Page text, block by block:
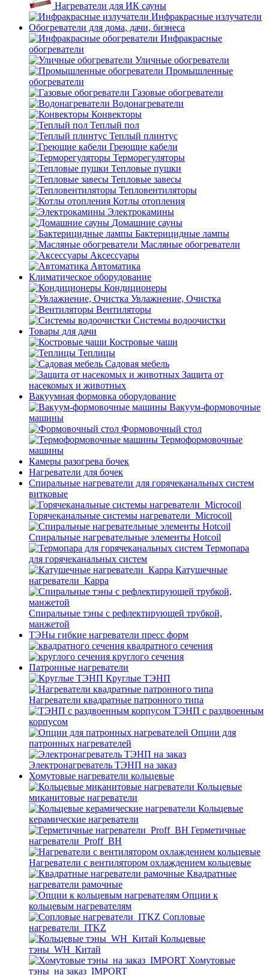
Нагреватели для ИК сауны
Инфракрасные излучатели
Обогреватели для дома, дачи, бизнеса
Инфракрасные
обогреватели
Уличные обогреватели
Промышленные
обогреватели
Газовые обогреватели
Водонагреватели
Конвекторы
Теплый пол
Теплый плинтус
Греющие кабели
Терморегуляторы
Тепловые пушки
Тепловые завесы
Тепловентиляторы
Котлы отопления
Электрокамины
Домашние сауны
Бактерицидные лампы
Масляные обогреватели
Аксессуары
Автоматика
Климатическое оборудование
Кондиционеры
Увлажнение, Очистка
Вентиляторы
Системы водоочистки
Товары для дачи
Костровые чаши
Теплицы
Садовая мебель
Защита от
насекомых и животных
Вакуумная формовка оборудование
Вакуум-формовочные
машины
Формовочный стол
Термоформовочные
машины
Камеры разогрева бочек
Нагреватели для бочек
Спиральные нагреватели для горячеканальных систем
витковые
Горячеканальные системы нагреватели_Microcoil
Спиральные нагревательные элементы Hotcoil
Термопара
для горячеканальных систем
Катушечные
нагреватели_Карра
Спиральные тэны с рефлектирующей трубкой,
манжетой
ТЭНы гибкие нагреватели пресс форм
квадратного сечения
круглого сечения
Патронные нагреватели
Круглые ТЭНП
Нагреватели квадратные патронного типа
ТЭНП с раздвоенным
корпусом
Опции для
патронных нагревателей
Электронагреватель ТЭНП на заказ
Хомутовые нагреватели кольцевые
Кольцевые
миканитовые нагреватели
Кольцевые
керамические нагреватели
Герметичные
нагреватели_Proff_BH
Нагреватели с вентилятором охлаждением кольцевые
Квадратные
нагреватели рамочные
Опции к
кольцевым нагревателям
Cопловые
нагреватели_ITKZ
Кольцевые
тэны_WH_Китай
Хомутовые
тэны_на заказ_IMPORT